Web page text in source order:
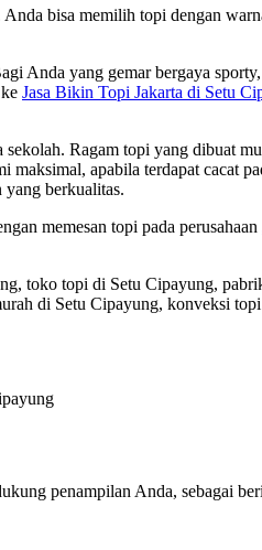
bisa memilih topi dengan
Anda yang gemar bergaya
Jasa Bikin Topi Jakarta di Setu
Ragam topi yang dibuat
apabila terdapat cacat
yang berkualitas.
memesan topi pada perusahaan
toko topi di Setu Cipayung,
di Setu Cipayung, konveksi
penampilan Anda, sebagai